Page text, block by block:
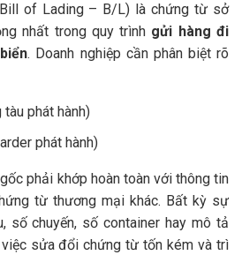
of Lading – B/L) là chứng từ sở
nhất trong quy trình gửi hàng đi
. Doanh nghiệp cần phân biệt rõ
phát hành)
phát hành)
phải khớp hoàn toàn với thông tin
từ thương mại khác. Bất kỳ sự
số chuyến, số container hay mô tả
sửa đổi chứng từ tốn kém và trì